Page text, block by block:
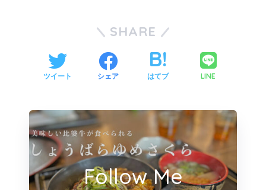
SHARE
ツイート シェア はてブ LINE
Follow Me